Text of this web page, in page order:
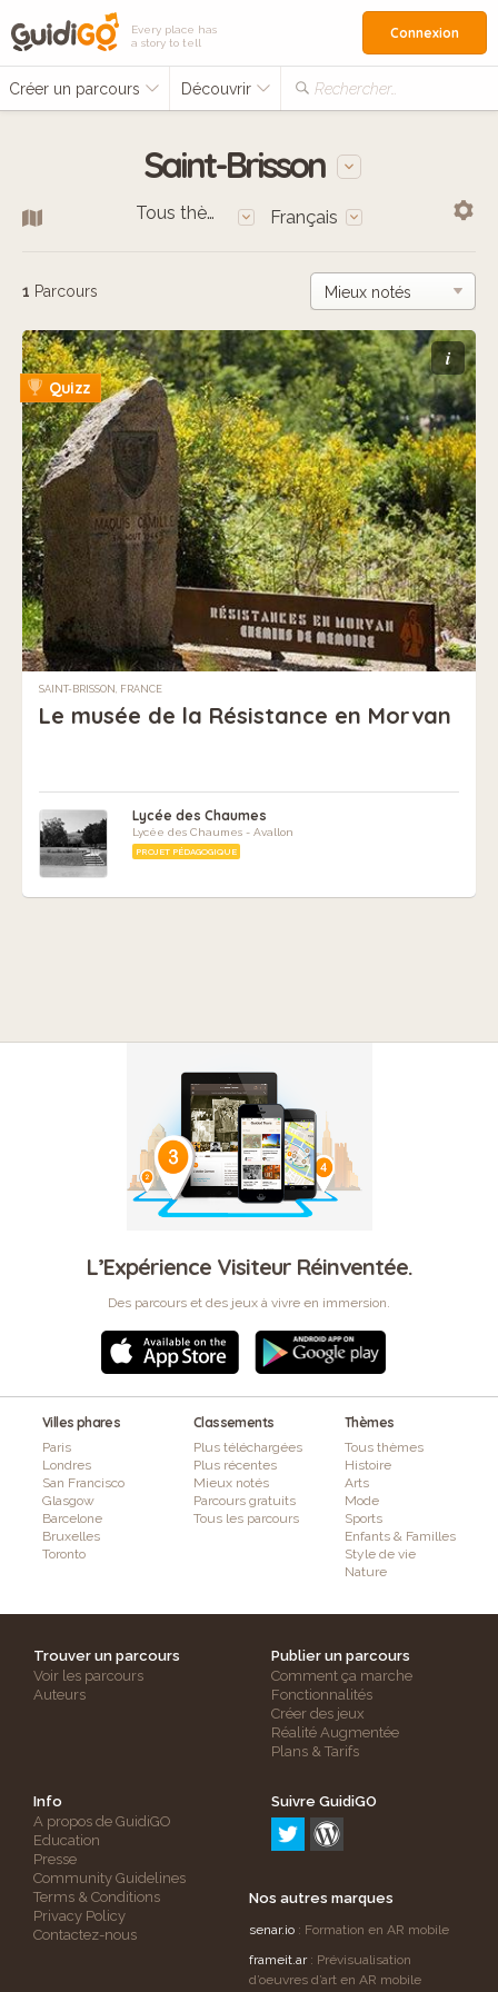
Every place has
a story to tell
Créer un parcours Découvrir Rechercher…
Connexion
Saint-Brisson
Tous thèmes Français
1 Parcours
i
Quizz
SAINT-BRISSON, FRANCE
Le musée de la Résistance en Morvan
Lycée des Chaumes
Lycée des Chaumes - Avallon
PROJET PÉDAGOGIQUE
L’Expérience Visiteur Réinventée.
Des parcours et des jeux à vivre en immersion.
Villes phares
Paris
Londres
San Francisco
Glasgow
Barcelone
Bruxelles
Toronto
Classements
Plus téléchargées
Plus récentes
Mieux notés
Parcours gratuits
Tous les parcours
Thèmes
Tous thèmes
Histoire
Arts
Mode
Sports
Enfants & Familles
Style de vie
Nature
Trouver un parcours
Voir les parcours
Auteurs
Publier un parcours
Comment ça marche
Fonctionnalités
Créer des jeux
Réalité Augmentée
Plans & Tarifs
Info
A propos de GuidiGO
Education
Presse
Community Guidelines
Terms & Conditions
Privacy Policy
Contactez-nous
Suivre GuidiGO
Nos autres marques
senar.io : Formation en AR mobile
frameit.ar: Prévisualisation
d’oeuvres d’art en AR mobile